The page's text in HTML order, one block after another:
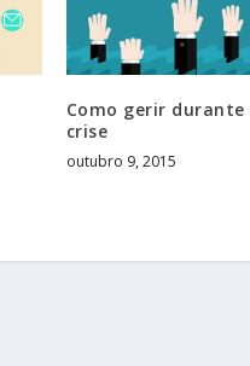
Como gerir durante
crise
outubro 9, 2015